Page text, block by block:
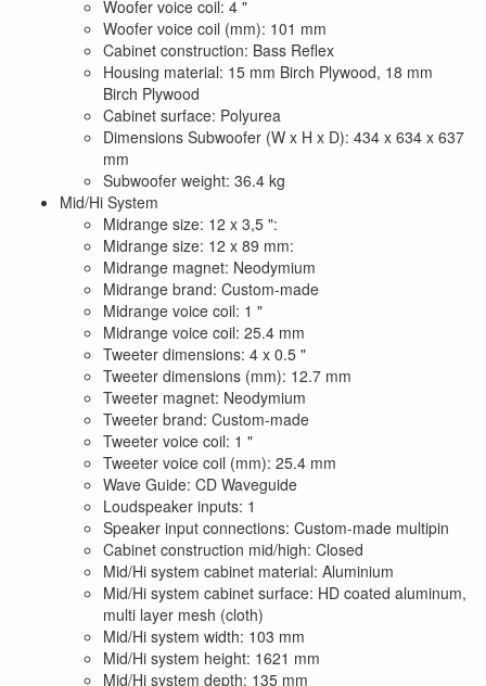
Woofer voice coil: 4 "
Woofer voice coil (mm): 101 mm
Cabinet construction: Bass Reflex
Housing material: 15 mm Birch Plywood, 18 mm
Birch Plywood
Cabinet surface: Polyurea
Dimensions Subwoofer (W x H x D): 434 x 634 x 637
mm
Subwoofer weight: 36.4 kg
Mid/Hi System
Midrange size: 12 x 3,5 ":
Midrange size: 12 x 89 mm:
Midrange magnet: Neodymium
Midrange brand: Custom-made
Midrange voice coil: 1 "
Midrange voice coil: 25.4 mm
Tweeter dimensions: 4 x 0.5 "
Tweeter dimensions (mm): 12.7 mm
Tweeter magnet: Neodymium
Tweeter brand: Custom-made
Tweeter voice coil: 1 "
Tweeter voice coil (mm): 25.4 mm
Wave Guide: CD Waveguide
Loudspeaker inputs: 1
Speaker input connections: Custom-made multipin
Cabinet construction mid/high: Closed
Mid/Hi system cabinet material: Aluminium
Mid/Hi system cabinet surface: HD coated aluminum,
multi layer mesh (cloth)
Mid/Hi system width: 103 mm
Mid/Hi system height: 1621 mm
Mid/Hi system depth: 135 mm